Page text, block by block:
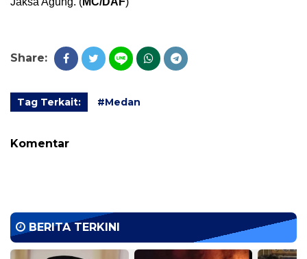
Share:
Tag Terkait: #Medan
Komentar
BERITA TERKINI